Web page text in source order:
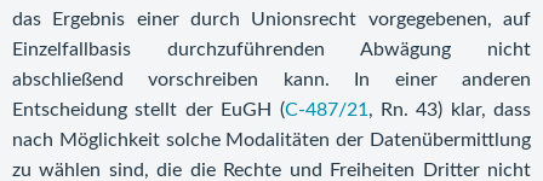
das Ergebnis einer durch Unionsrecht vorgegebenen, auf
Einzelfallbasis durchzuführenden Abwägung nicht
abschließend vorschreiben kann. In einer anderen
Entscheidung stellt der EuGH (C-487/21 , Rn. 43) klar, dass
nach Möglichkeit solche Modalitäten der Datenübermittlung
zu wählen sind, die die Rechte und Freiheiten Dritter nicht